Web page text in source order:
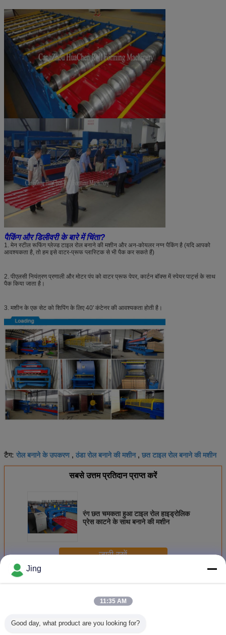
पैकिंग और डिलीवरी के बारे में चिंता?
1. मेन स्टील रूफिंग ग्लेज्ड टाइल रोल बनाने की मशीन और अन-कोयलर नग्न पैकिंग है (यदि आपको
आवश्यकता है, तो हम इसे वाटर-प्रूफ प्लास्टिक से भी पैक कर सकते हैं)
2. पीएलसी नियंत्रण प्रणाली और मोटर पंप को वाटर प्रूफ पेपर, कार्टन बॉक्स में स्पेयर पार्ट्स के साथ
पैक किया जाता है।
3. मशीन के एक सेट को शिपिंग के लिए 40' कंटेनर की आवश्यकता होती है।
टैग: रोल बनाने के उपकरण , ठंडा रोल बनाने की मशीन, छत टाइल रोल बनाने की मशीन
सबसे उत्तम प्रतिदान प्राप्त करें
रंग छत चमकता हुआ टाइल रोल हाइड्रोलिक
प्रेस काटने के साथ बनाने की मशीन
जारी रखें
अधिकचमकता हुआ टाइल बनाने रोल मशीन
Jing
11:35 AM
Good day, what product are you looking for?